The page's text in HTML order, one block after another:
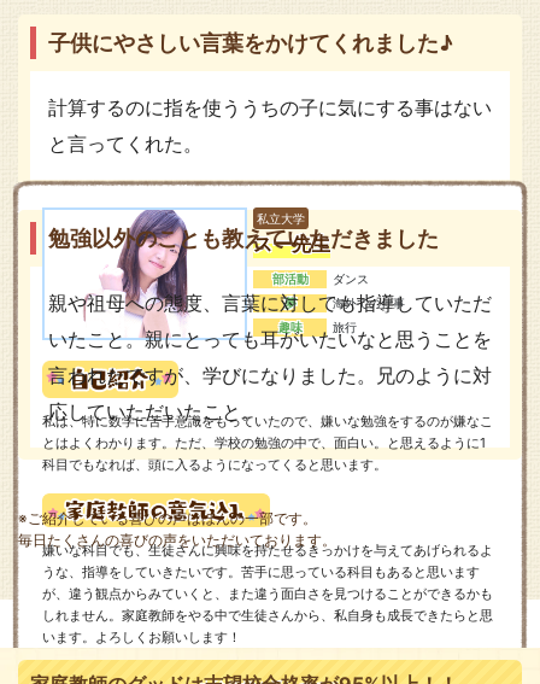
私立大学
スー先生
部活動
ダンス
夢
海外での仕事
趣味
旅行
私は、特に数学に苦手意識をもっていたので、嫌いな勉強をするのが嫌なこ
とはよくわかります。ただ、学校の勉強の中で、面白い。と思えるように1
科目でもなれば、頭に入るようになってくると思います。
嫌いな科目でも、生徒さんに興味を持たせるきっかけを与えてあげられるよ
うな、指導をしていきたいです。苦手に思っている科目もあると思います
が、違う観点からみていくと、また違う面白さを見つけることができるかも
しれません。家庭教師をやる中で生徒さんから、私自身も成長できたらと思
います。よろしくお願いします！
子供にやさしい言葉をかけてくれました♪
計算するのに指を使ううちの子に気にする事はない
と言ってくれた。
勉強以外のことも教えていただきました
親や祖母への態度、言葉に対しても指導していただ
いたこと。親にとっても耳がいたいなと思うことを
言われたですが、学びになりました。兄のように対
応していただいたこと。
※ご紹介している喜びの声はほんの一部です。
毎日たくさんの喜びの声をいただいております。